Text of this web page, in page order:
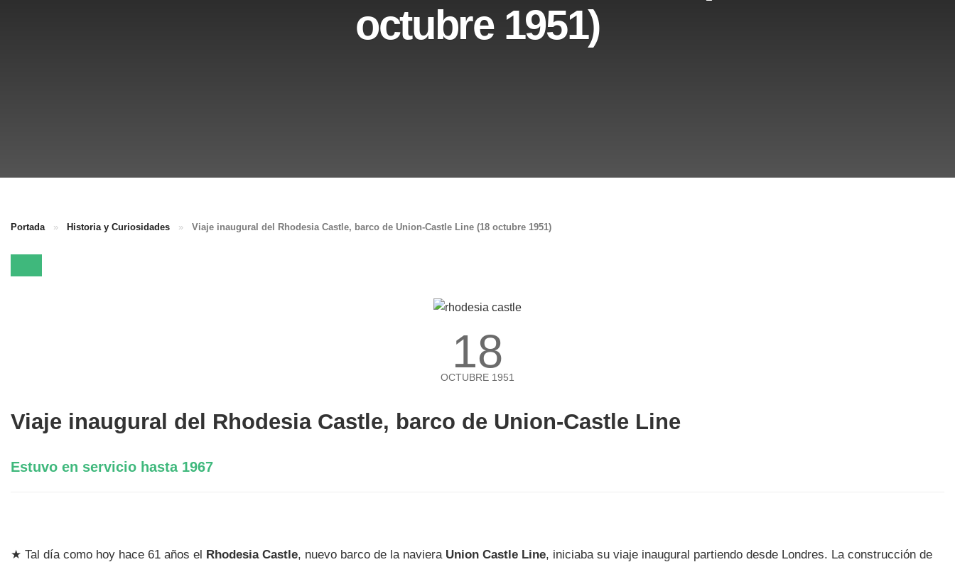
octubre 1951)
Portada » Historia y Curiosidades » Viaje inaugural del Rhodesia Castle, barco de Union-Castle Line (18 octubre 1951)
18
OCTUBRE 1951
Viaje inaugural del Rhodesia Castle, barco de Union-Castle Line
Estuvo en servicio hasta 1967
★ Tal día como hoy hace 61 años el Rhodesia Castle, nuevo barco de la naviera Union Castle Line, iniciaba su viaje inaugural partiendo desde Londres. La construcción de